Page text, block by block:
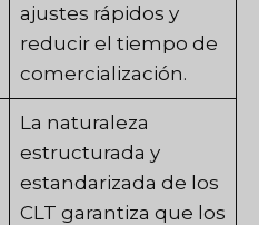
ajustes rápidos y
reducir el tiempo de
comercialización.
La naturaleza
estructurada y
estandarizada de los
CLT garantiza que los